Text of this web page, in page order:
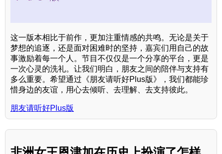
这一版本相比于前作，更加注重情感的共鸣。无论是关于
梦想的追逐，还是面对困难时的坚持，嘉宾们用自己的故
事激励着每一个人。节目不仅仅是一个分享的平台，更是
一次心灵的洗礼。让我们明白，朋友之间的陪伴与支持有
多么重要。希望通过《朋友请听好Plus版》，我们都能珍
惜身边的友谊，用心去倾听、去理解、去支持彼此。
朋友请听好Plus版